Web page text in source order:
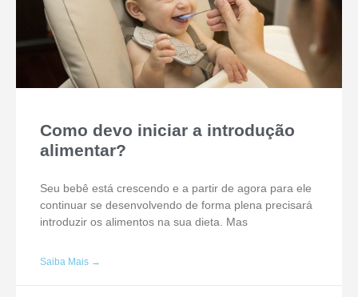
Como devo iniciar a introdução
alimentar?
Seu bebê está crescendo e a partir de agora para ele
continuar se desenvolvendo de forma plena precisará
introduzir os alimentos na sua dieta. Mas
Saiba Mais →